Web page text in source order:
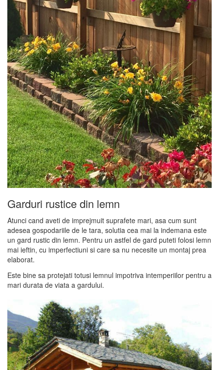
Garduri rustice din lemn
Atunci cand aveti de imprejmuit suprafete mari, asa cum sunt
adesea gospodariile de le tara, solutia cea mai la indemana este
un gard rustic din lemn. Pentru un astfel de gard puteti folosi lemn
mai ieftin, cu imperfectiuni si care sa nu necesite un montaj prea
elaborat.
Este bine sa protejati totusi lemnul impotriva intemperiilor pentru a
mari durata de viata a gardului.